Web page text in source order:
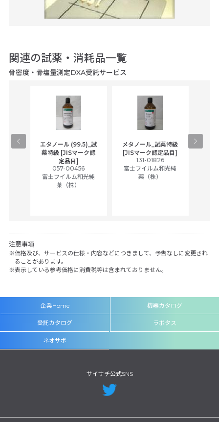
関連の試薬・消耗品一覧
骨密度・骨塩量測定DXA受託サービス
エタノール (99.5)_試
薬特級 [JISマーク認
定品目]
057-00456
富士フイルム和光純
薬（株）
メタノール_試薬特級
[JISマーク認定品目]
131-01826
富士フイルム和光純
薬（株）
注意事項
価格及び、サービスの仕様・内容などにつきまして、予告なしに変更され
ることがあります。
表示している参考価格に消費税等は含まれておりません。
企業Home 機器カタログ
受託カタログ ラボタス
ネオサポ
サイサチ公式SNS